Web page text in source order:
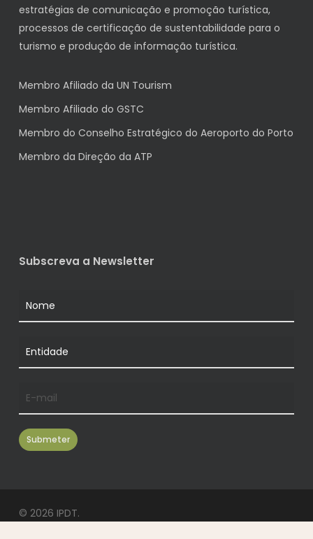
estratégias de comunicação e promoção turística,
processos de certificação de sustentabilidade para o
turismo e produção de informação turística.
Membro Afiliado da UN Tourism
Membro Afiliado do GSTC
Membro do Conselho Estratégico do Aeroporto do Porto
Membro da Direção da ATP
Subscreva a Newsletter
© 2026 IPDT.